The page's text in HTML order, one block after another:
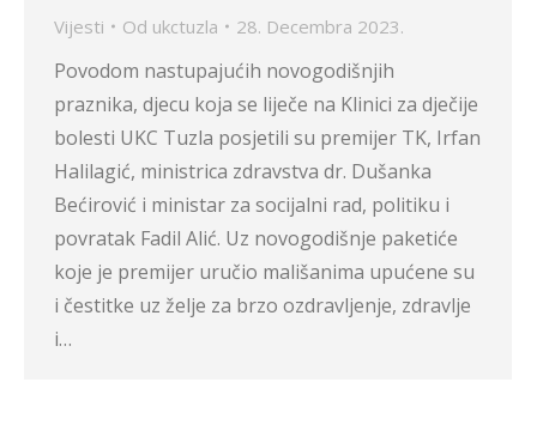
Vijesti Od ukctuzla 28. Decembra 2023.
Povodom nastupajućih novogodišnjih
praznika, djecu koja se liječe na Klinici za dječije
bolesti UKC Tuzla posjetili su premijer TK, Irfan
Halilagić, ministrica zdravstva dr. Dušanka
Bećirović i ministar za socijalni rad, politiku i
povratak Fadil Alić. Uz novogodišnje paketiće
koje je premijer uručio mališanima upućene su
i čestitke uz želje za brzo ozdravljenje, zdravlje
i…